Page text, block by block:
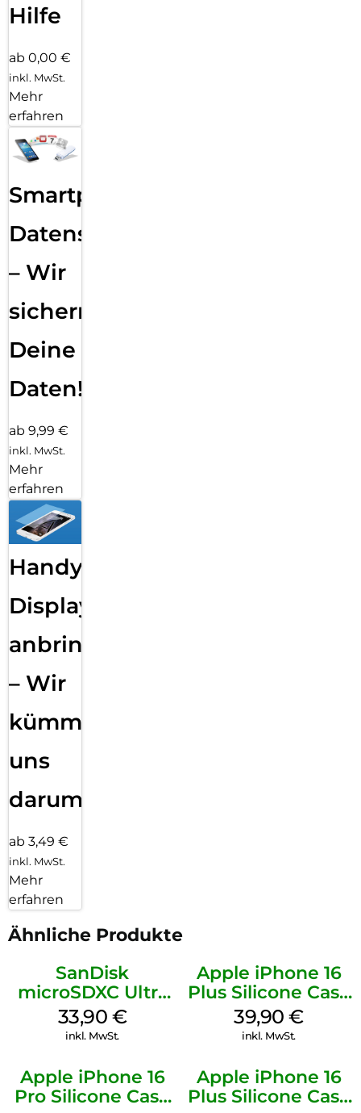
Hilfe
ab 0,00 €
inkl. MwSt.
Mehr
erfahren
Smartphone
Datensicherung
– Wir
sichern
Deine
Daten!
ab 9,99 €
inkl. MwSt.
Mehr
erfahren
Handy
Displayfolie
anbringen
– Wir
kümmern
uns
darum!
ab 3,49 €
inkl. MwSt.
Mehr
erfahren
Ähnliche Produkte
SanDisk
microSDXC Ultra
128 GB + Adapter
Mobile
33,90 €
inkl. MwSt.
Apple iPhone 16
Plus Silicone Case
MagSafe Plum
39,90€
inkl. MwSt.
Apple iPhone 16
Pro Silicone Case
Apple iPhone 16
Plus Silicone Case